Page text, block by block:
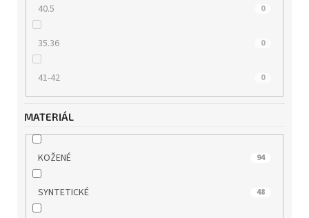
40.5 0
35.36 0
41-42 0
MATERIÁL
KOŽENÉ 94
SYNTETICKÉ 48